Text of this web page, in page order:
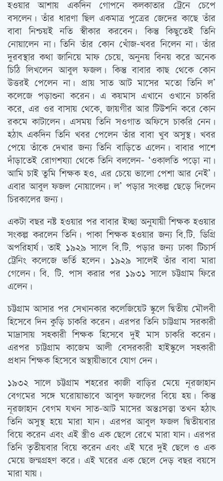
হওয়ার আশায় একদিন গোপনে কলকাতার ট্রেনে চেপে
বসলেন। তাঁর ধারণা ছিল একমাত্র পুত্রের জেদের কাছে তাঁর
বাবা নিশ্চয়ই নতি স্বীকার করবেন। কিন্তু কিছুতেই তিনি
নোয়ালেন না। তিনি তাঁর কোন খোঁজ-খবর নিলেন না। তাঁর
দুরবস্থার কথা জানিয়ে মাফ চেয়ে, অনুনয় বিনয় করে অনেক
চিঠি লিখলেন আবুল ফজল। কিন্তু বাবার কাছ থেকে কোন
উত্তরই পেলেন না। প্রায় সাত আট মাসের মতো তিনি ল’
কলেজে পড়াশুনা করেন। এ কয়মাস এখানে ওখানে চাকরি
করে, এর ওর বাসায় থেকে, জায়গীর আর টিউশনি করে কোন
রকমে কাটালেন। এসময় তিনি সওগাত অফিসে চাকরি নেন।
হঠাৎ একদিন তিনি খবর পেলেন তাঁর বাবা খুব অসুস্থ। খবর
পেয়ে তাঁকে দেখার জন্য তিনি বাড়িতে এলেন। বাবার পাশে
দাঁড়াতেই রোগশয্যা থেকে তিনি বললেন- ‘ওকালতি পড়ো না।
আমি চাই তুমি শিক্ষক হও, এর চেয়ে ভালো পেশা আর নেই’।
এবার আবুল ফজল নোয়ালেন। ল’ পড়ার সংকল্প ছেড়ে দিলেন
চিরকালের জন্য।
একটা বছর নষ্ট হওয়ার পর বাবার ইচ্ছা অনুযায়ী শিক্ষক হওয়ার
সংকল্প করলেন তিনি। পাকা শিক্ষক হওয়ার জন্য বি.টি. ডিগ্রি
অপরিহার্য। তাই ১৯২৯ সালে বি.টি. পড়ার জন্য ঢাকা টিচার্স
ট্রেনিং কলেজে ভর্তি হলেন। ১৯২৯ সালেই তাঁর বাবা মারা
গেলেন। বি. টি. পাস করার পর ১৯৩১ সালে চট্টগ্রাম ফিরে
এলেন।
চট্টগ্রাম আসার পর সেখানকার কলেজিয়েট স্কুলে দ্বিতীয় মৌলবী
হিসেবে দিন কুড়ি চাকরি করেন। এরপর তিনি চাট্টগ্রাম সরকারী
মাদ্রাসায় সহকারী শিক্ষক হিসেবে দুই মাস চাকরি করেন।
এরপর চাট্টগ্রাম কাজেম আলী বেসরকারী হাইস্কুলে সহকারী
প্রধান শিক্ষক হিসেবে অস্থায়ীভাবে যোগ দেন।
১৯৩২ সালে চট্টগ্রাম শহরের কাজী বাড়ির মেয়ে নূরজাহান
বেগমের সঙ্গে ঘরোয়াভাবে আবুল ফজলের বিয়ে হয়। কিন্তু
নূরজাহান বেগম যখন সাত-আট মাসের অন্তঃসত্ত্বা তখন হঠাৎ
তিনি অসুস্থ হয়ে মারা যান। এরপর আবুল ফজল দ্বিতীয়বার
বিয়ে করেন এবং এই স্ত্রীও এক ছেলে রেখে মারা যান। এরপর
তিনি তৃতীয়বার বিয়ে করেন এবং এই ঘরে দুই ছেলে ও এক
মেয়ে জন্মগ্রহণ করে। এই ঘরের এক ছেলে দেড় বছর বয়সে
মারা যায়।